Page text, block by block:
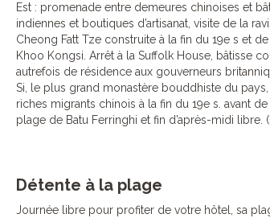
Est : promenade entre demeures chinoises et
indiennes et boutiques d’artisanat, visite de la
Cheong Fatt Tze construite à la fin du 19e s et
Khoo Kongsi. Arrêt à la Suffolk House, bâtisse
autrefois de résidence aux gouverneurs
Si, le plus grand monastère bouddhiste du
riches migrants chinois à la fin du 19e s. avant
plage de Batu Ferringhi et fin d’après-midi libre.
Détente à la plage
Journée libre pour profiter de votre hôtel, sa